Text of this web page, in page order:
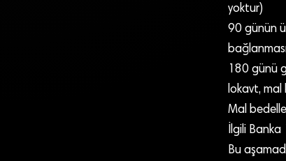
yoktur)
90 günün
180 günü
lokavt, mal
Mal
İlgili Banka
Bu